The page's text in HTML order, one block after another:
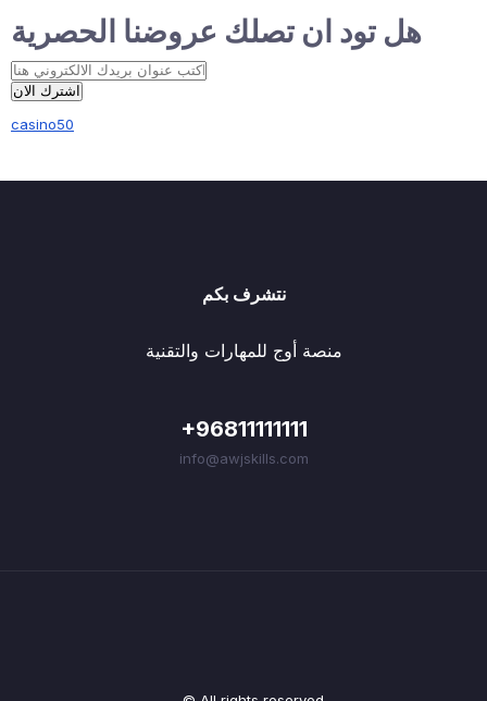
هل تود ان تصلك عروضنا الحصرية
اشترك الان
casino50
نتشرف بكم
منصة أوج للمهارات والتقنية
+96811111111
info@awjskills.com